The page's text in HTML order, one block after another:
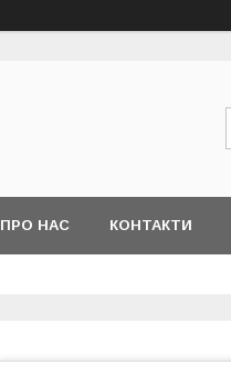
ПРО НАС КОНТАКТИ